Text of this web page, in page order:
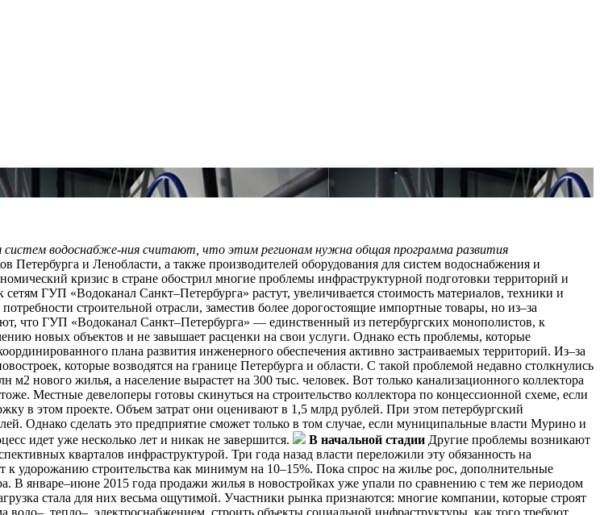
систем водоснабже-ния считают, что этим регионам нужна общая программа развития
и Ленобласти, а также производителей оборудования для систем водоснабжения и
кризис в стране обострил многие проблемы инфраструктурной подготовки территорий и
ГУП «Водоканал Санкт–Петербурга» растут, увеличивается стоимость материалов, техники и
строительной отрасли, заместив более дорогостоящие импортные товары, но из–за
что ГУП «Водоканал Санкт–Петербурга» — единственный из петербургских монополистов, к
новых объектов и не завышает расценки на свои услуги. Однако есть проблемы, которые
плана развития инженерного обеспечения активно застраиваемых территорий. Из–за
которые возводятся на границе Петербурга и области. С такой проблемой недавно столкнулись
нового жилья, а население вырастет на 300 тыс. человек. Вот только канализационного коллектора
Местные девелоперы готовы скинуться на строительство коллектора по концессионной схеме, если
в этом проекте. Объем затрат они оценивают в 1,5 млрд рублей. При этом петербургский
Однако сделать это предприятие сможет только в том случае, если муниципальные власти Мурино и
идет уже несколько лет и никак не завершится.
В начальной стадии Другие проблемы возникают
кварталов инфраструктурой. Три года назад власти переложили эту обязанность на
удорожанию строительства как минимум на 10–15%. Пока спрос на жилье рос, дополнительные
В январе–июне 2015 года продажи жилья в новостройках уже упали по сравнению с тем же периодом
стала для них весьма ощутимой. Участники рынка признаются: многие компании, которые строят
тепло–, электроснабжением, строить объекты социальной инфраструктуры, как того требуют